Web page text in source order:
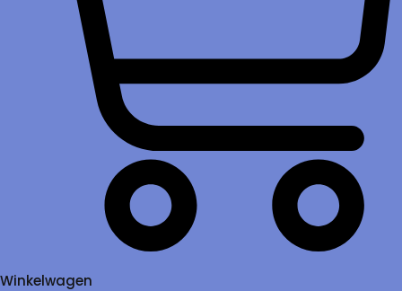
Winkelwagen